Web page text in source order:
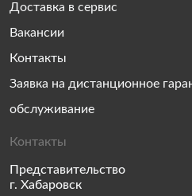
Доставка в сервис
Вакансии
Контакты
Заявка на дистанционное
обслуживание
Контакты
Представительство
г. Хабаровск